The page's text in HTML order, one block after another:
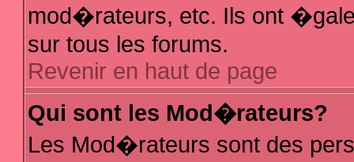
mod�rateurs, etc. Ils ont
sur tous les forums.
Revenir en haut de page
Qui sont les Mod�rateurs?
Les Mod�rateurs sont des